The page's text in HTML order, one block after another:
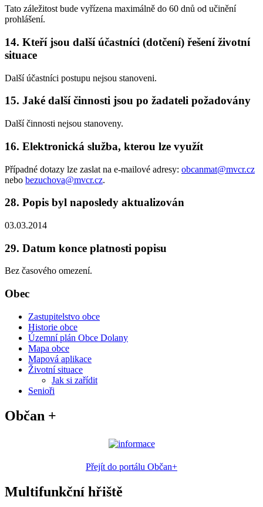
Tato záležitost bude vyřízena maximálně do 60 dnů od učinění
prohlášení.
14. Kteří jsou další účastníci (dotčení) řešení životní
situace
Další účastníci postupu nejsou stanoveni.
15. Jaké další činnosti jsou po žadateli požadovány
Další činnosti nejsou stanoveny.
16. Elektronická služba, kterou lze využít
Případné dotazy lze zaslat na e-mailové adresy: obcanmat@mvcr.cz
nebo bezuchova@mvcr.cz.
28. Popis byl naposledy aktualizován
03.03.2014
29. Datum konce platnosti popisu
Bez časového omezení.
Obec
Zastupitelstvo obce
Historie obce
Územní plán Obce Dolany
Mapa obce
Mapová aplikace
Životní situace
Jak si zařídit
Senioři
Občan +
Přejít do portálu Občan+
Multifunkční hřiště